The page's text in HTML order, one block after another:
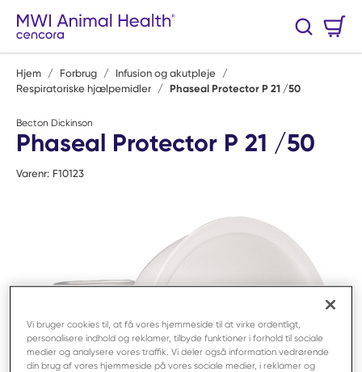
Spring til hovedindhold
Søg
Hjem / Forbrug / Infusion og akutpleje
/
Respiratoriske hjælpemidler / Phaseal Protector P 21 /50
Becton Dickinson
Phaseal Protector P 21 /50
Varenr: F10123
Vi bruger cookies til, at få vores hjemmeside til at virke ordentligt,
personalisere indhold og reklamer, tilbyde funktioner i forhold til sociale
medier og analysere vores traffik. Vi deler også information vedrørende
din brug af vores hjemmeside på vores sociale medier, i reklamer og